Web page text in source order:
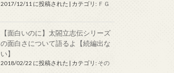
2017/12/11 に投稿された | カテゴリ: ＦＧ
【面白いのに】太閤立志伝シリーズ
の面白さについて語るよ【続編出な
い】
2018/02/22 に投稿された | カテゴリ: その